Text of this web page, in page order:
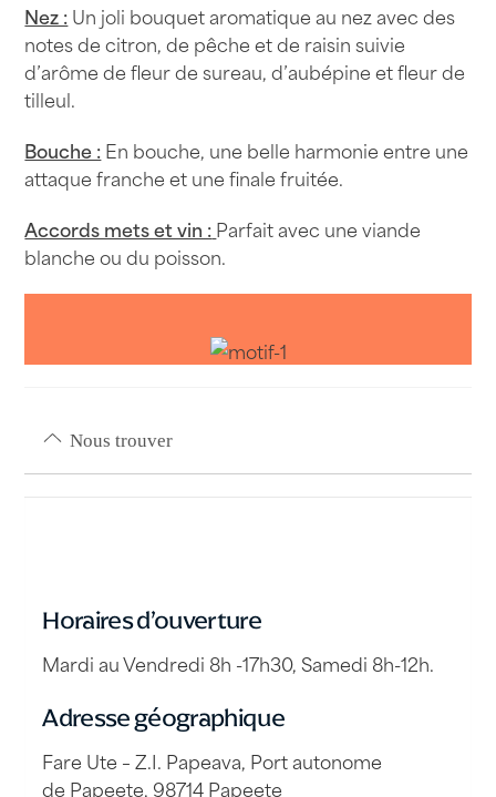
Nez :Un joli bouquet aromatique au nez avec des
notes de citron, de pêche et de raisin suivie
d’arôme de fleur de sureau, d’aubépine et fleur de
tilleul.
Bouche :En bouche, une belle harmonie entre une
attaque franche et une finale fruitée.
Accords mets et vin :Parfait avec une viande
blanche ou du poisson.
Nous trouver
Horaires d’ouverture
Mardi au Vendredi 8h -17h30, Samedi 8h-12h.
Adresse géographique
Fare Ute – Z.I. Papeava, Port autonome
de Papeete, 98714 Papeete